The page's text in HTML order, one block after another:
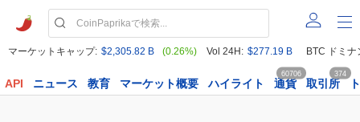
マーケットキャップ: $2,305.82 B (0.26%) Vol 24H: $277.19 B BTC ドミナ
API ニュース 教育 マーケット概要 ハイライト 通貨
60706
取引所
374